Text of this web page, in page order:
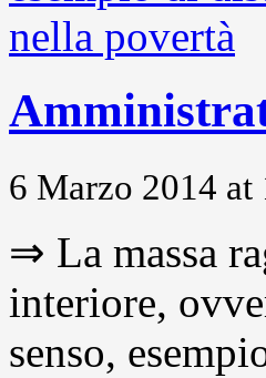
6 Marzo 2014 at
⇒ La massa
interiore,
senso,